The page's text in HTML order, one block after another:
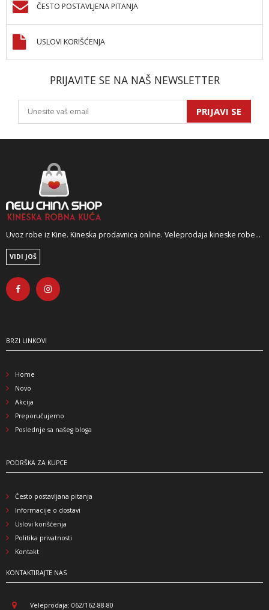
ČESTO POSTAVLJENA PITANJA
USLOVI KORIŠĆENJA
PRIJAVITE SE NA NAŠ NEWSLETTER
PRIJAVI SE
Uvoz robe iz Kine. Kineska prodavnica online. Veleprodaja kineske robe...
VIDI JOŠ
BRZI LINKOVI
Home
Novo
Akcija
Preporučujemo
Poslednje sa našeg bloga
PODRŠKA ZA KUPCE
Često postavljana pitanja
Informacije o dostavi
Uslovi korišćenja
Politika privatnosti
Kontakt
KONTAKTIRAJTE NAS
Veleprodaja: 062/162-88-80